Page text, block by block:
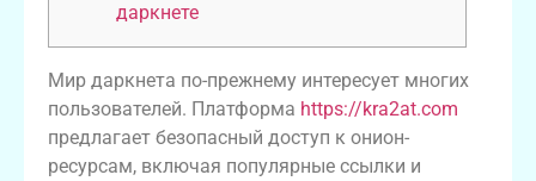
даркнете
Мир даркнета по-прежнему интересует многих
пользователей. Платформа https://kra2at.com
предлагает безопасный доступ к онион-
ресурсам, включая популярные ссылки и